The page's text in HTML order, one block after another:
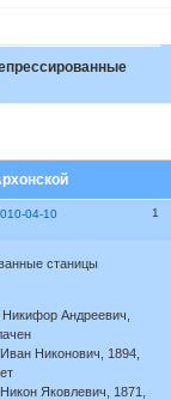
1
04-10
станицы
Андреевич,
Никонович, 1894,
Яковлевич, 1871,